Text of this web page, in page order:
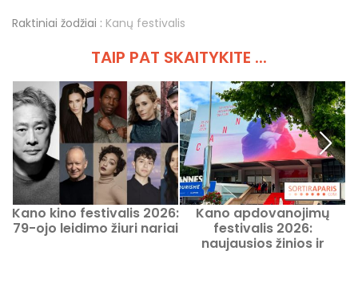
Raktiniai žodžiai : Kanų festivalis
TAIP PAT SKAITYKITE ...
Kano kino festivalis 2026:
79-ojo leidimo žiuri nariai
Kano apdovanojimų
festivalis 2026:
naujausios žinios ir